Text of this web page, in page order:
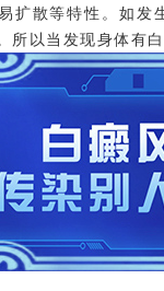
扩散等特性。如发
以当发现身体有